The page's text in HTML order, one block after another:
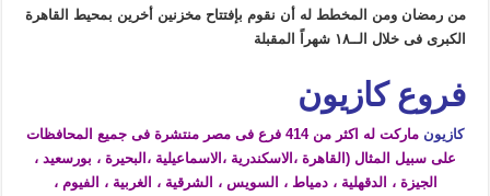
من رمضان ومن المخطط له أن نقوم بإفتتاح مخزنين أخرين بمحيط القاهرة
الكبرى فى خلال الــ١٨ شهراً المقبلة
فروع كازيون
كازيون
ماركت له اكثر من 414 فرع فى مصر منتشرة فى جميع المحافظات
على سبيل المثال (القاهرة ،الاسكندرية ،الاسماعيلية ،البحيرة ، بورسعيد ،
الجيزة ، الدقهلية ، دمياط ، السويس ، الشرقية ، الغربية ، الفيوم ،